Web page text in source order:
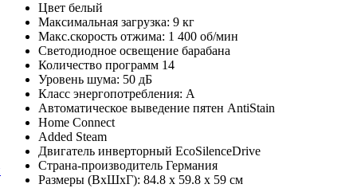
Цвет белый
Максимальная загрузка: 9 кг
Макс.скорость отжима: 1 400 об/мин
Светодиодное освещение барабана
Количество программ 14
Уровень шума: 50 дБ
Класс энергопотребления: A
Автоматическое выведение пятен AntiStain
Home Connect
Added Steam
Двигатель инверторный EcoSilenceDrive
Страна-производитель Германия
Размеры (ВхШхГ): 84.8 x 59.8 x 59 см